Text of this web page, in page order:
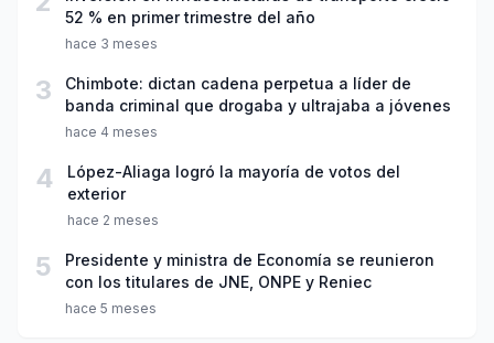
52 % en primer trimestre del año
hace 3 meses
3
Chimbote: dictan cadena perpetua a líder de
banda criminal que drogaba y ultrajaba a jóvenes
hace 4 meses
4
López-Aliaga logró la mayoría de votos del
exterior
hace 2 meses
5
Presidente y ministra de Economía se reunieron
con los titulares de JNE, ONPE y Reniec
hace 5 meses